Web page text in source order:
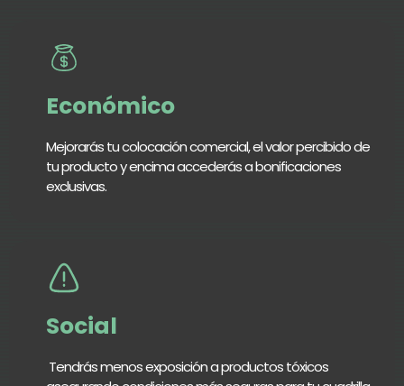
Económico
Mejorarás tu colocación comercial, el valor percibido de
tu producto y encima accederás a bonificaciones
exclusivas.
Social
Tendrás menos exposición a productos tóxicos